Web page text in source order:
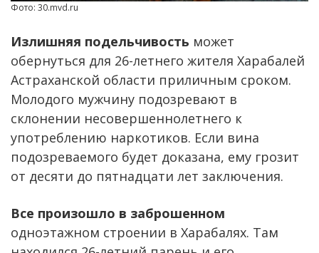
Фото: 30.mvd.ru
Излишняя подельчивость может
обернуться для 26-летнего жителя Харабалей
Астраханской области приличным сроком.
Молодого мужчину подозревают в
склонении несовершеннолетнего к
употреблению наркотиков. Если вина
подозреваемого будет доказана, ему грозит
от десяти до пятнадцати лет заключения.
Все произошло в заброшенном
одноэтажном строении в Харабалях. Там